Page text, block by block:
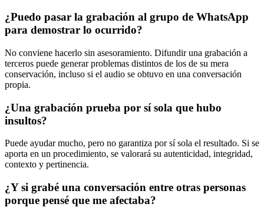
¿Puedo pasar la grabación al grupo de WhatsApp
para demostrar lo ocurrido?
No conviene hacerlo sin asesoramiento. Difundir una grabación a
terceros puede generar problemas distintos de los de su mera
conservación, incluso si el audio se obtuvo en una conversación
propia.
¿Una grabación prueba por sí sola que hubo
insultos?
Puede ayudar mucho, pero no garantiza por sí sola el resultado. Si se
aporta en un procedimiento, se valorará su autenticidad, integridad,
contexto y pertinencia.
¿Y si grabé una conversación entre otras personas
porque pensé que me afectaba?